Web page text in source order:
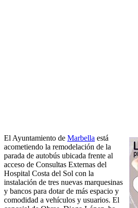
El Ayuntamiento de Marbella está
acometiendo la remodelación de la
parada de autobús ubicada frente al
acceso de Consultas Externas del
Hospital Costa del Sol con la
instalación de tres nuevas marquesinas
y bancos para dotar de más espacio y
comodidad a vehículos y usuarios. El